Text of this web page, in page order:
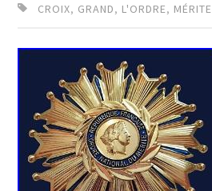
CROIX, GRAND, L'ORDRE, MÉRITE